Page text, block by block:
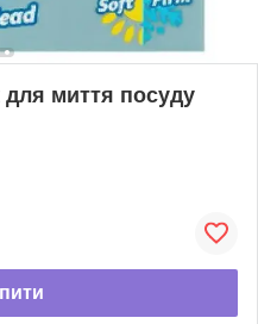
для миття посуду